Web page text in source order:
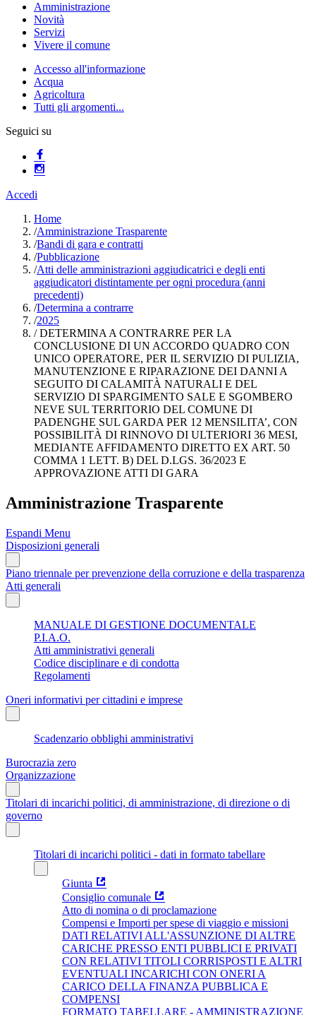
Amministrazione
Novità
Servizi
Vivere il comune
Accesso all'informazione
Acqua
Agricoltura
Tutti gli argomenti...
Seguici su
Accedi
Home
/Amministrazione Trasparente
/Bandi di gara e contratti
/Pubblicazione
/Atti delle amministrazioni aggiudicatrici e degli enti
aggiudicatori distintamente per ogni procedura (anni
precedenti)
/Determina a contrarre
/2025
/DETERMINA A CONTRARRE PER LA
CONCLUSIONE DI UN ACCORDO QUADRO CON
UNICO OPERATORE, PER IL SERVIZIO DI PULIZIA,
MANUTENZIONE E RIPARAZIONE DEI DANNI A
SEGUITO DI CALAMITÀ NATURALI E DEL
SERVIZIO DI SPARGIMENTO SALE E SGOMBERO
NEVE SUL TERRITORIO DEL COMUNE DI
PADENGHE SUL GARDA PER 12 MENSILITA’, CON
POSSIBILITÀ DI RINNOVO DI ULTERIORI 36 MESI,
MEDIANTE AFFIDAMENTO DIRETTO EX ART. 50
COMMA 1 LETT. B) DEL D.LGS. 36/2023 E
APPROVAZIONE ATTI DI GARA
Amministrazione Trasparente
Espandi Menu
Disposizioni generali
Piano triennale per prevenzione della corruzione e della trasparenza
Atti generali
MANUALE DI GESTIONE DOCUMENTALE
P.I.A.O.
Atti amministrativi generali
Codice disciplinare e di condotta
Regolamenti
Oneri informativi per cittadini e imprese
Scadenzario obblighi amministrativi
Burocrazia zero
Organizzazione
Titolari di incarichi politici, di amministrazione, di direzione o di
governo
Titolari di incarichi politici - dati in formato tabellare
Giunta
Consiglio comunale
Atto di nomina o di proclamazione
Compensi e Importi per spese di viaggio e missioni
DATI RELATIVI ALL'ASSUNZIONE DI ALTRE
CARICHE PRESSO ENTI PUBBLICI E PRIVATI
CON RELATIVI TITOLI CORRISPOSTI E ALTRI
EVENTUALI INCARICHI CON ONERI A
CARICO DELLA FINANZA PUBBLICA E
COMPENSI
FORMATO TABELLARE - AMMINISTRAZIONE